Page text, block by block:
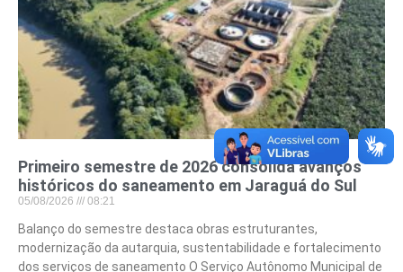
Primeiro semestre de 2026 consolida avanços
históricos do saneamento em Jaraguá do Sul
05/08/2026 08:21
Balanço do semestre destaca obras estruturantes,
modernização da autarquia, sustentabilidade e fortalecimento
dos serviços de saneamento O Serviço Autônomo Municipal de